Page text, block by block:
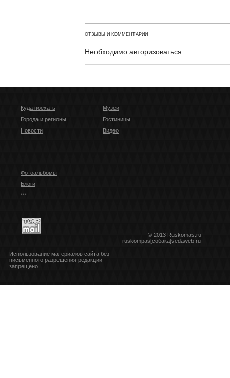
ОТЗЫВЫ И КОММЕНТАРИИ
Необходимо авторизоваться
Куда поехать
Города и регионы
Новости
Музеи
Гостиницы
Видео
Фотоальбомы
Блоги
***
© 2013 Ruskomas.ru
ruskompas[собака]vedaweb.ru
Использование материалов сайта без
письменного разрешения редакции
запрещено